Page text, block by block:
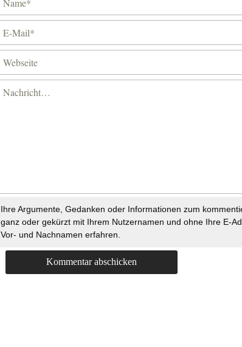
Ihre Argumente, Gedanken oder Informationen zum
ganz oder gekürzt mit Ihrem Nutzernamen und ohne Ihre E-
Vor- und Nachnamen erfahren.